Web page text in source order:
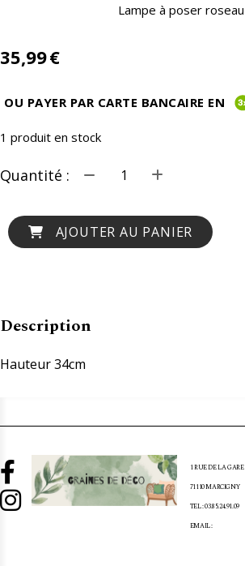
Lampe à poser roseau
35,99€
OU PAYER PAR CARTE BANCAIRE EN
1 produit en stock
Quantité :
AJOUTER AU PANIER
Description
Hauteur 34cm


1 RUE DE LA GARE
71110 MARCIGNY
TEL : 03.85.24.91.09
EMAIL :